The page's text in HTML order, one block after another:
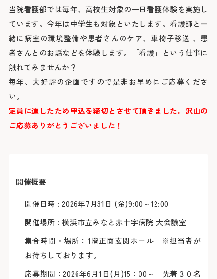
病院の理念・活動方針・患者さんの権利と責務
フロア案内
みなとの災害対応
広報誌（みんなのみなと）
寄付のご案内
ボランティア募集
よくあるご質問
取材のご案内
情報公開
再診の方
専門外来
セカンドオピニオン外来
外来担当医表・休診表
入院・面会のご案内
入院について
退院・お支払いについて
お見舞い・面会について
病室について
人間ドック・健診について
フロア案内
よくあるご質問
脳神経外科
循環器内科
心臓血管外科
呼吸器内科
呼吸器外科
消化器内科
外科
集中治療部
感染症科
膠原病リウマチ内科
精神科
小児科
乳腺外科
眼科
耳鼻咽喉科・頭頸部外科
放射線診断科
放射線治療科
リハビリテーション科
アレルギー科
緩和ケア内科
病理診断科
総合診療科
センター
医療連携TOP
患者さんのご紹介方法
救急患者さんのご紹介方法
検査の予約（高度医療機器共同利用）
みなと赤十字病院登録医について
みなとセミナー（地域医療関係者向け研修）
医療連携センターについて
採用情報
採用情報TOP
みなとの採用理念
スタッフ紹介
福利厚生
募集要項
外来受診の方
入院・面会の方
ご希望の方
当院看護部では毎年、高校生対象の一日看護体験を実施し
ています。今年は中学生も対象といたします。看護師と一
緒に病室の環境整備や患者さんのケア、車椅子移送 、患
者さんとのお話などを体験します。「看護」という仕事に
触れてみませんか？
毎年、大好評の企画ですので是非お早めにご応募くださ
い。
定員に達したため申込を締切とさせて頂きました。沢山の
ご応募ありがとうございました！
開催概要
開催日時 : 2026年7月31日 (金)9:00～12:00
開催場所 : 横浜市立みなと赤十字病院 大会議室
集合時間・場所：1階正面玄関ホール ※担当者が
お待ちしております。
応募期間：2026年6月1日(月)15：00～ 先着３０名